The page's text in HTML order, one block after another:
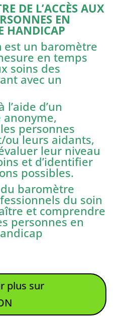
DE L’ACCÈS AUX
EN
HANDICAP
est un baromètre
en temps
soins des
avec un
d’un
personnes
ou leurs aidants,
leur niveau
et d’identifier
possibles.
baromètre
du soin
et comprendre
personnes en
plus sur